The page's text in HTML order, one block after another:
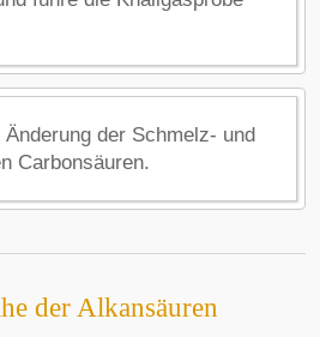
der Schmelz- und
Carbonsäuren.
der Alkansäuren